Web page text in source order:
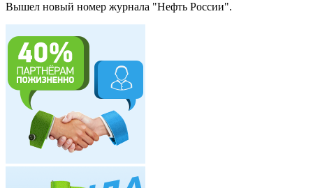
Вышел новый номер журнала "Нефть России".